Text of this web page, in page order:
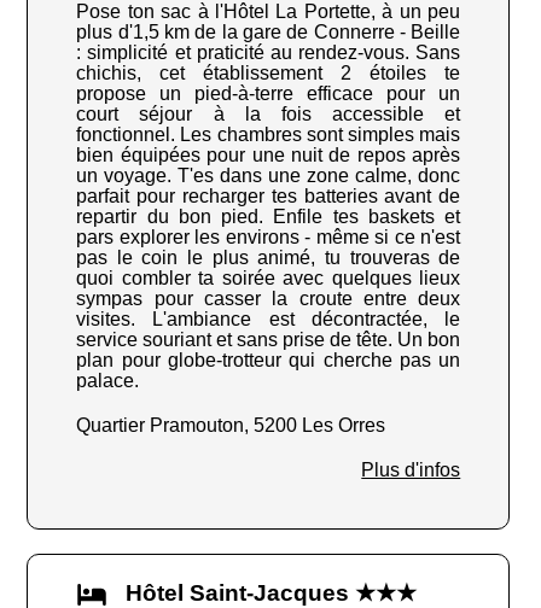
Pose ton sac à l'Hôtel La Portette, à un peu
plus d'1,5 km de la gare de Connerre - Beille
: simplicité et praticité au rendez-vous. Sans
chichis, cet établissement 2 étoiles te
propose un pied-à-terre efficace pour un
court séjour à la fois accessible et
fonctionnel. Les chambres sont simples mais
bien équipées pour une nuit de repos après
un voyage. T'es dans une zone calme, donc
parfait pour recharger tes batteries avant de
repartir du bon pied. Enfile tes baskets et
pars explorer les environs - même si ce n'est
pas le coin le plus animé, tu trouveras de
quoi combler ta soirée avec quelques lieux
sympas pour casser la croute entre deux
visites. L'ambiance est décontractée, le
service souriant et sans prise de tête. Un bon
plan pour globe-trotteur qui cherche pas un
palace.
Quartier Pramouton, 5200 Les Orres
Plus d'infos
Hôtel Saint-Jacques ★★★